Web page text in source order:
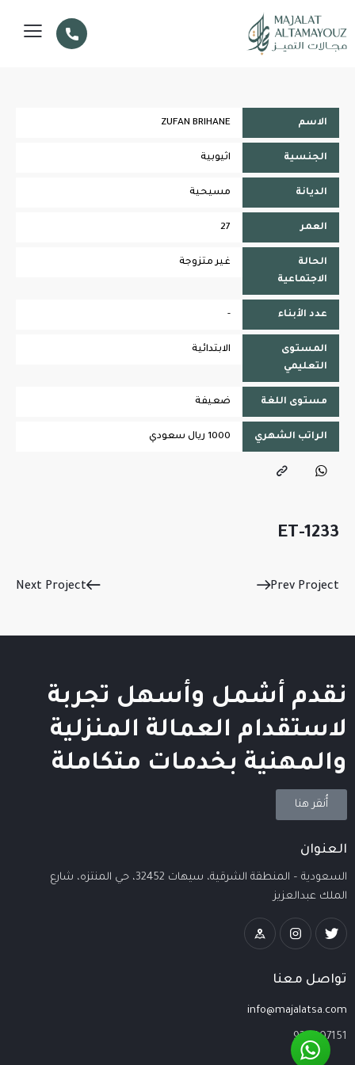
الاسم ZUFAN BRIHANE
الجنسية اثيوبية
الديانة مسيحية
العمر 27
الحالة
الاجتماعية
غير متزوجة
عدد الأبناء -
المستوى
التعليمي
الابتدائية
مستوى اللغة ضعيفة
الراتب الشهري 1000 ريال سعودي
ET-1233
Prev Project
Next Project
نقدم أشمل وأسهل تجربة
لاستقدام العمالة المنزلية
والمهنية بخدمات متكاملة
أُنقر هنا
العنوان
السعودية – المنطقة الشرقية، سيهات 32452، حي المنتزه، شارع
الملك عبدالعزيز
تواصل معنا
info@majalatsa.com
920007151